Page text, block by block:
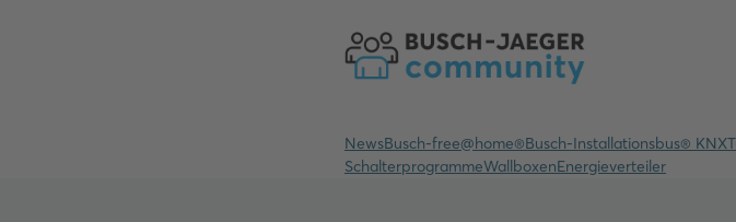
NewsBusch-free@home®Busch-Installationsbus® KNX
SchalterprogrammeWallboxenEnergieverteiler